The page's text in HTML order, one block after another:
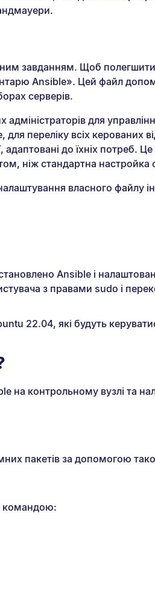
завданням. Щоб
Ansible». Цей файл
серверів.
для
переліку всіх керованих
до їхніх
ніж стандартна
власного файлу
Ansible і
з правами sudo і
22.04, які будуть
на контрольному вузлі та
пакетів за допомогою
командою: